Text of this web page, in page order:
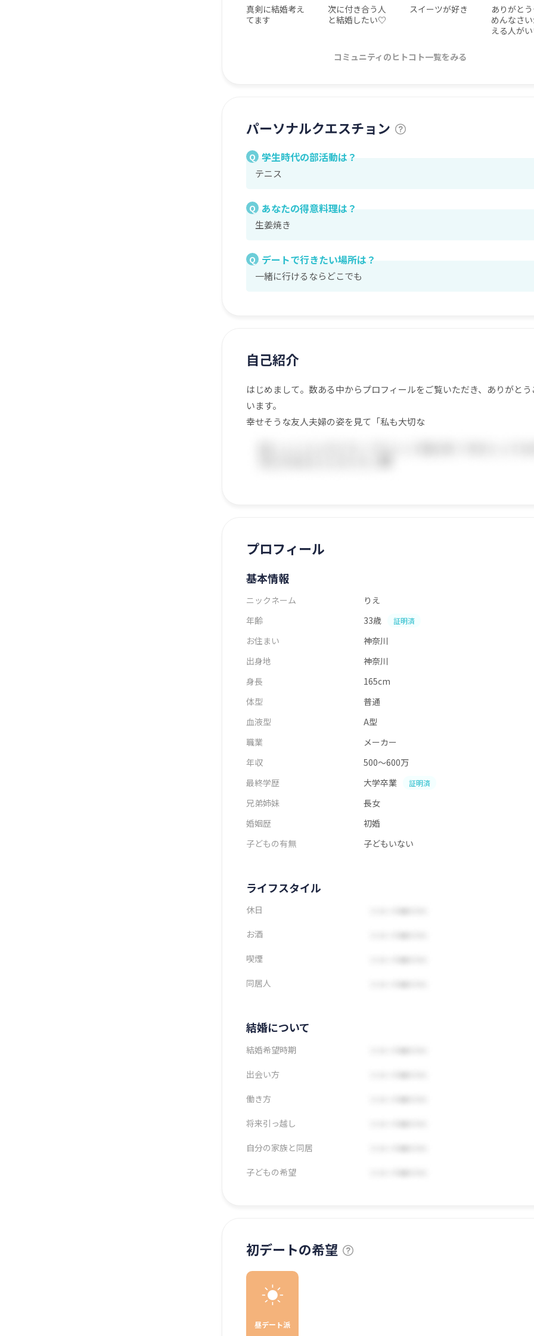
真剣に結婚考え
てます
次に付き合う人
と結婚したい♡
スイーツが好き
ありがと
めんなさ
える人が
コミュニティのヒトコト一覧をみる
パーソナルクエスチョン
Q 学生時代の部活動は？
テニス
Q あなたの得意料理は？
生姜焼き
Q デートで行きたい場所は？
一緒に行けるならどこでも
自己紹介
はじめまして。数ある中からプロフィールをご覧いただき、ありがと
います。
幸せそうな友人夫婦の姿を見て「私も大切な
プロフィール
基本情報
ニックネーム
りえ
年齢
33歳 証明済
お住まい
神奈川
出身地
神奈川
身長
165cm
体型
普通
血液型
A型
職業
メーカー
年収
500～600万
最終学歴
大学卒業 証明済
兄弟姉妹
長女
婚姻歴
初婚
子どもの有無
子どもいない
ライフスタイル
休日
お酒
喫煙
同居人
結婚について
結婚希望時期
出会い方
働き方
将来引っ越し
自分の家族と同居
子どもの希望
初デートの希望
昼デート派